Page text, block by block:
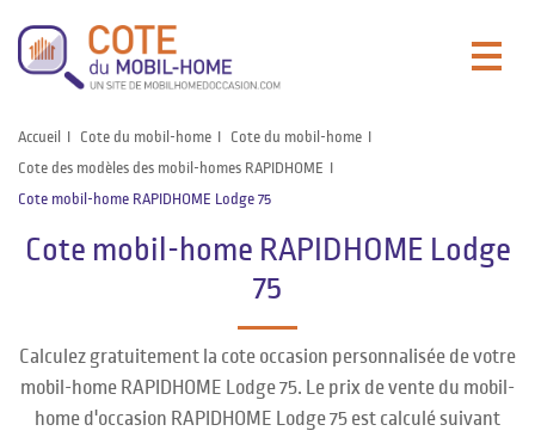
Accueil Cote du mobil-home
Cote du mobil-home
Cote des modèles des mobil-homes RAPIDHOME
Cote mobil-home RAPIDHOME Lodge 75
Cote mobil-home RAPIDHOME Lodge
75
Calculez gratuitement la cote occasion personnalisée de votre
mobil-home RAPIDHOME Lodge 75. Le prix de vente du mobil-
home d'occasion RAPIDHOME Lodge 75 est calculé suivant